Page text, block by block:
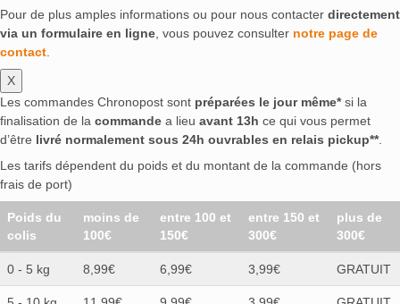
Pour de plus amples informations ou pour nous contacter directement
via un formulaire en ligne , vous pouvez consulter notre page de
contact
X
Les commandes Chronopost sont préparées le jour même*si la
finalisation de la commande a lieu avant 13h ce qui vous permet
d’être livré normalement sous 24h ouvrables en relais pickup**.
Les tarifs dépendent du poids et du montant de la commande (hors
frais de port)
Poids du
colis
moins de
100€
entre 100 et
150€
entre 150 et
300€
plus de
300€
0 - 5 kg 8,99€ 6,99€ 3,99€ GRATUIT